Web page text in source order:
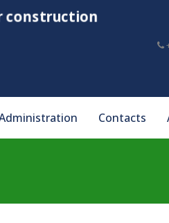
construction
Contacts